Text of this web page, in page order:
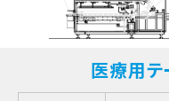
医療用テ